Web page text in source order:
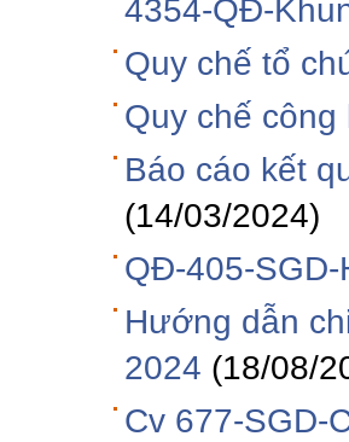
4354-QĐ-
Quy chế tổ
Quy chế
Báo cáo kết
(14/03/2024)
QĐ-405-
Hướng dẫn
2024 (18/08/
Cv 677-SGD-